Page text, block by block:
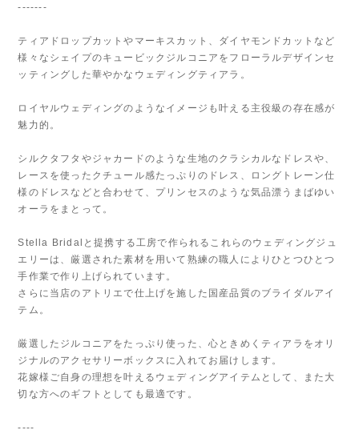
-------
ティアドロップカットやマーキスカット、ダイヤモンドカットなど
様々なシェイプのキュービックジルコニアをフローラルデザインセ
ッティングした華やかなウェディングティアラ。
ロイヤルウェディングのようなイメージも叶える主役級の存在感が
魅力的。
シルクタフタやジャカードのような生地のクラシカルなドレスや、
レースを使ったクチュール感たっぷりのドレス、ロングトレーン仕
様のドレスなどと合わせて、プリンセスのような気品漂うまばゆい
オーラをまとって。
Stella Bridalと提携する工房で作られるこれらのウェディングジュ
エリーは、厳選された素材を用いて熟練の職人によりひとつひとつ
手作業で作り上げられています。
さらに当店のアトリエで仕上げを施した国産品質のブライダルアイ
テム。
厳選したジルコニアをたっぷり使った、心ときめくティアラをオリ
ジナルのアクセサリーボックスに入れてお届けします。
花嫁様ご自身の理想を叶えるウェディングアイテムとして、また大
切な方へのギフトとしても最適です。
----